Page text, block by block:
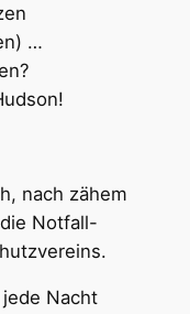
…
nach zähem
Notfall-
Nacht